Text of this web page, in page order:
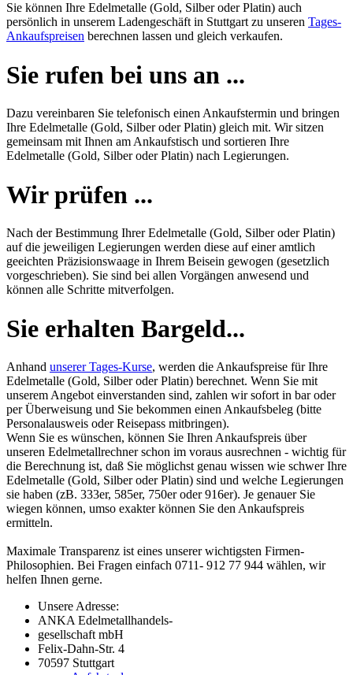
Sie können Ihre Edelmetalle (Gold, Silber oder Platin) auch
persönlich in unserem Ladengeschäft in Stuttgart zu unseren Tages-
Ankaufspreisen berechnen lassen und gleich verkaufen.
Sie rufen bei uns an ...
Dazu vereinbaren Sie telefonisch einen Ankaufstermin und bringen
Ihre Edelmetalle (Gold, Silber oder Platin) gleich mit. Wir sitzen
gemeinsam mit Ihnen am Ankaufstisch und sortieren Ihre
Edelmetalle (Gold, Silber oder Platin) nach Legierungen.
Wir prüfen ...
Nach der Bestimmung Ihrer Edelmetalle (Gold, Silber oder Platin)
auf die jeweiligen Legierungen werden diese auf einer amtlich
geeichten Präzisionswaage in Ihrem Beisein gewogen (gesetzlich
vorgeschrieben). Sie sind bei allen Vorgängen anwesend und
können alle Schritte mitverfolgen.
Sie erhalten Bargeld...
Anhand unserer Tages-Kurse, werden die Ankaufspreise für Ihre
Edelmetalle (Gold, Silber oder Platin) berechnet. Wenn Sie mit
unserem Angebot einverstanden sind, zahlen wir sofort in bar oder
per Überweisung und Sie bekommen einen Ankaufsbeleg (bitte
Personalausweis oder Reisepass mitbringen).
Wenn Sie es wünschen, können Sie Ihren Ankaufspreis über
unseren Edelmetallrechnerschon im voraus ausrechnen - wichtig für
die Berechnung ist, daß Sie möglichst genau wissen wie schwer Ihre
Edelmetalle (Gold, Silber oder Platin) sind und welche Legierungen
sie haben (zB. 333er, 585er, 750er oder 916er). Je genauer Sie
wiegen können, umso exakter können Sie den Ankaufspreis
ermitteln.
Maximale Transparenz ist eines unserer wichtigsten Firmen-
Philosophien. Bei Fragen einfach 0711- 912 77 944 wählen, wir
helfen Ihnen gerne.
Unsere Adresse:
ANKA Edelmetallhandels-
gesellschaft mbH
Felix-Dahn-Str. 4
70597 Stuttgart